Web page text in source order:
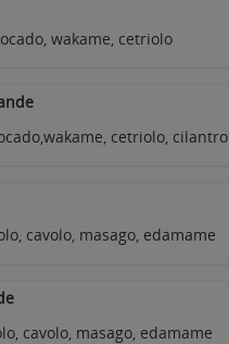
wakame, cetriolo
cetriolo, cilantro
cavolo, masago, edamame
cavolo, masago, edamame